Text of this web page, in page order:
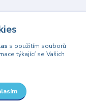
s použitím souborů
týkající se Vašich